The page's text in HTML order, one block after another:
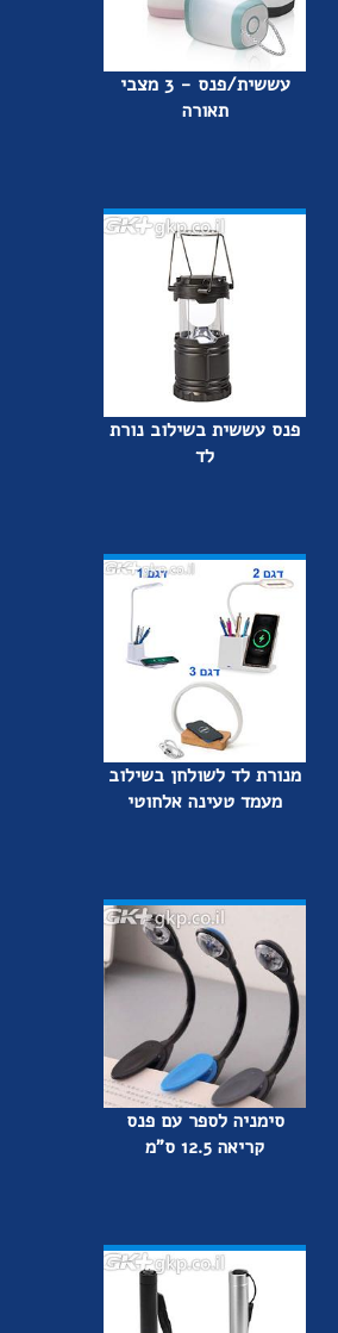
עששית/פנס - 3 מצבי
תאורה
פנס עששית בשילוב נורת
לד
מנורת לד לשולחן בשילוב
מעמד טעינה אלחוטי
סימניה לספר עם פנס
קריאה 12.5 ס"מ